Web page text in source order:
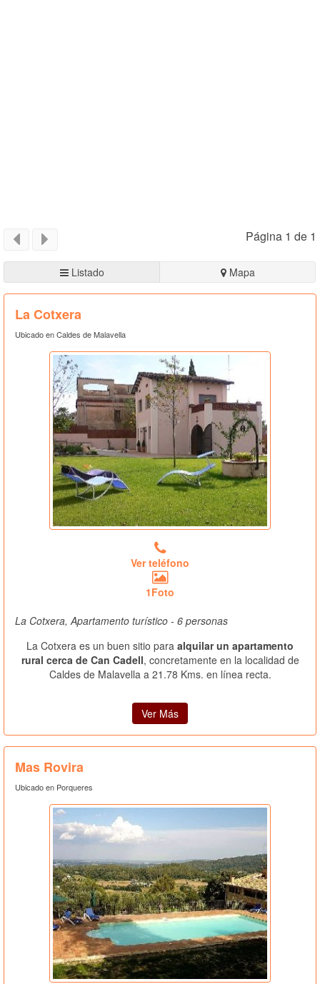
Página 1 de 1
Listado Mapa
La Cotxera
Ubicado en Caldes de Malavella
Ver teléfono
1Foto
La Cotxera, Apartamento turístico - 6 personas
La Cotxera es un buen sitio para alquilar un apartamento
rural cerca de Can Cadell, concretamente en la localidad de
Caldes de Malavella a 21.78 Kms. en línea recta.
Ver Más
Mas Rovira
Ubicado en Porqueres